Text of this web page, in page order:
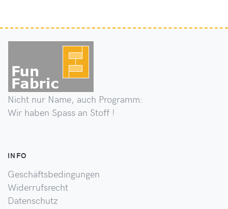
Nicht nur Name, auch Programm:
Wir haben Spass an Stoff !
INFO
Geschäftsbedingungen
Widerrufsrecht
Datenschutz